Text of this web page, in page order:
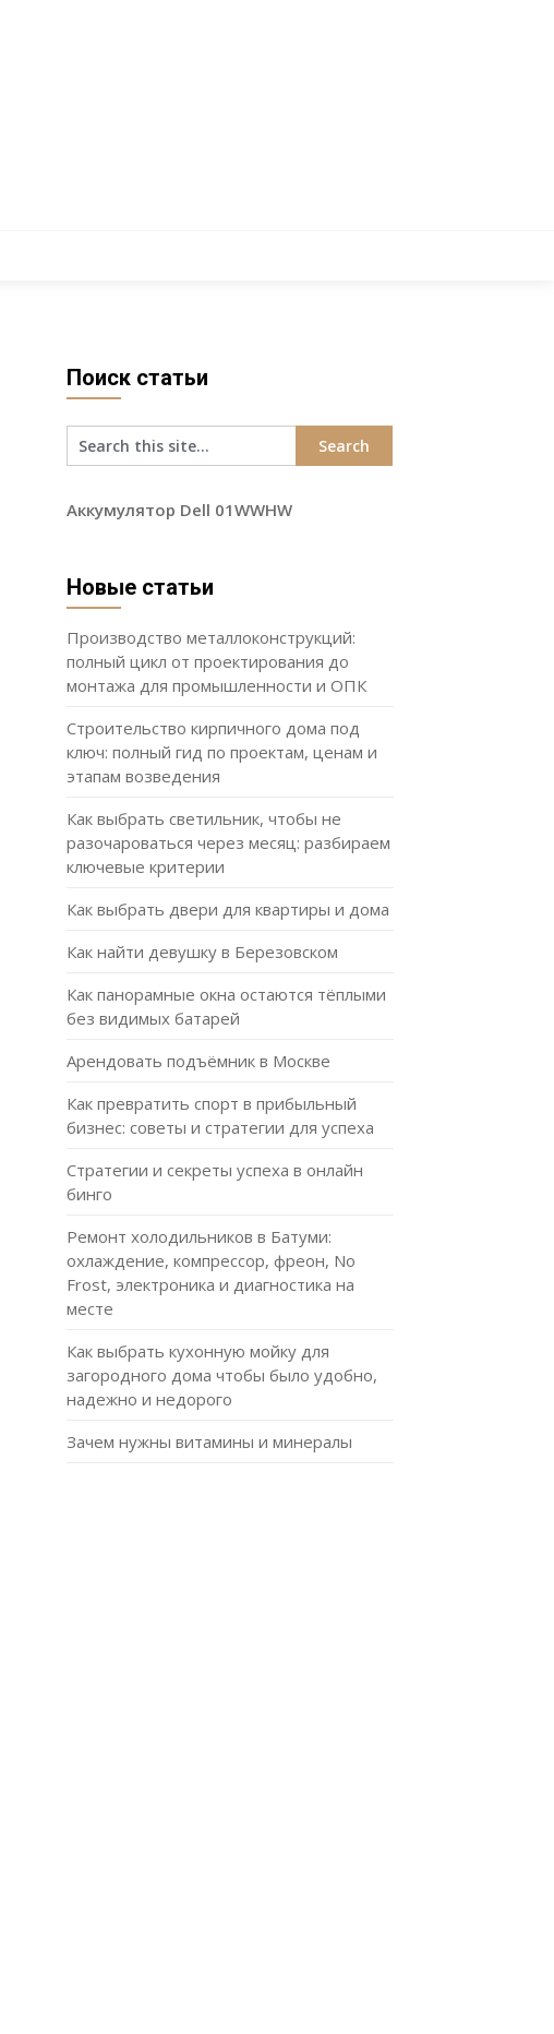
Поиск статьи
Аккумулятор Dell 01WWHW
Новые статьи
Производство металлоконструкций:
полный цикл от проектирования до
монтажа для промышленности и ОПК
Строительство кирпичного дома под
ключ: полный гид по проектам, ценам и
этапам возведения
Как выбрать светильник, чтобы не
разочароваться через месяц: разбираем
ключевые критерии
Как выбрать двери для квартиры и дома
Как найти девушку в Березовском
Как панорамные окна остаются тёплыми
без видимых батарей
Арендовать подъёмник в Москве
Как превратить спорт в прибыльный
бизнес: советы и стратегии для успеха
Стратегии и секреты успеха в онлайн
бинго
Ремонт холодильников в Батуми:
охлаждение, компрессор, фреон, No
Frost, электроника и диагностика на
месте
Как выбрать кухонную мойку для
загородного дома чтобы было удобно,
надежно и недорого
Зачем нужны витамины и минералы